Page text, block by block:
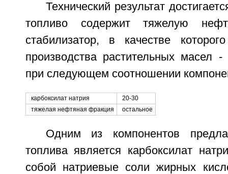
Технический результат
топливо содержит тяжелую
стабилизатор, в качестве
производства растительных масел -
при следующем соотношении
карбоксилат натрия
20-30
тяжелая нефтяная фракция
остальное
Одним из компонентов
топлива является карбоксилат
собой натриевые соли жирных